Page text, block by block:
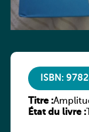
ISBN:
Titre :
État du livre :